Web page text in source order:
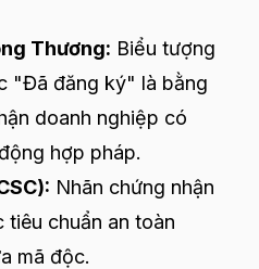
Thương: Biểu tượng
"Đã đăng ký" là bằng
doanh nghiệp có
hợp pháp.
Nhãn chứng nhận
chuẩn an toàn
mã độc.